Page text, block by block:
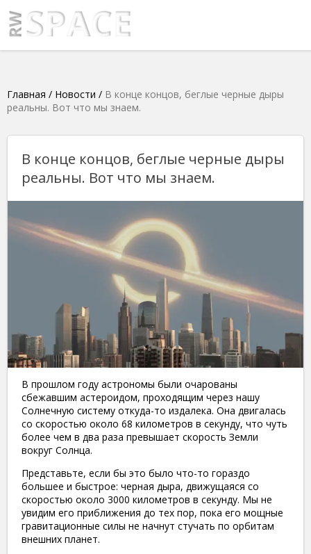
Главная / Новости / В конце концов, беглые черные дыры
реальны. Вот что мы знаем.
В конце концов, беглые черные дыры
реальны. Вот что мы знаем.
В прошлом году астрономы были очарованы
сбежавшим астероидом, проходящим через нашу
Солнечную систему откуда-то издалека. Она двигалась
со скоростью около 68 километров в секунду, что чуть
более чем в два раза превышает скорость Земли
вокруг Солнца.
Представьте, если бы это было что-то гораздо
большее и быстрое: черная дыра, движущаяся со
скоростью около 3000 километров в секунду. Мы не
увидим его приближения до тех пор, пока его мощные
гравитационные силы не начнут стучать по орбитам
внешних планет.